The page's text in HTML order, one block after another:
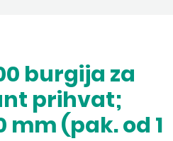
burgija za
prihvat;
(pak. od 1